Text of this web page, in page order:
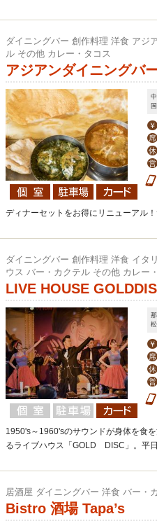
ダイニングバー 創作料理 洋食 アジ
ル その他 カレー・タコス
アジアンダイニングバ
￥
席
休
営
O
ディナーセットをお得にリニューアル
ダイニングバー 創作料理 洋食 イタ
ウス バー・カクテル その他 カレー
LIVE HOUSE
￥
席
休
営
土
1950's～1960'sのサウンドが身体を食
るライブハウス「GOLD DISC」。平
居酒屋 ダイニングバー 洋食 バー・
Bistro 酒場 Tapa’s